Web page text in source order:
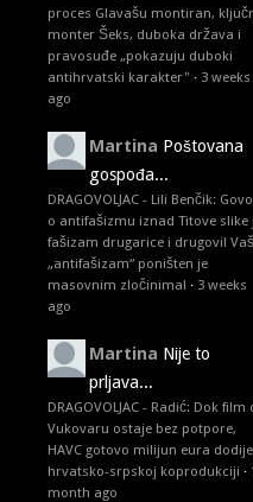
proces Glavašu montiran,
monter Šeks, duboka država i
pravosuđe „pokazuju duboki
antihrvatski karakter" · 3 weeks
ago
Martina Poštovana
gospođa...
DRAGOVOLJAC - Lili Benčik:
o antifašizmu iznad Titove slike
fašizam drugarice i drugovi! Vaš
„antifašizam“ poništen je
masovnim zločinima! · 3 weeks
ago
Martina Nije to
prljava...
DRAGOVOLJAC - Radić: Dok film
Vukovaru ostaje bez potpore,
HAVC gotovo milijun eura
hrvatsko-srpskoj koprodukciji ·
month ago